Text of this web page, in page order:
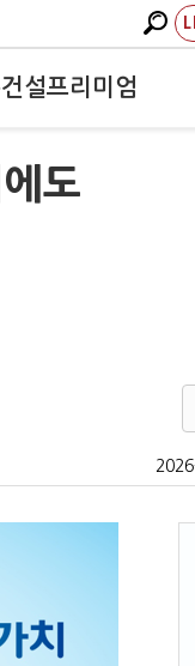
건설프리미엄
도